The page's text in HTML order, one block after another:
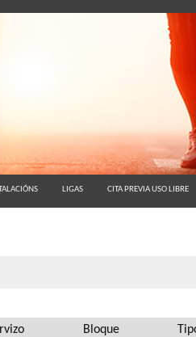
LIGAS CITA PREVIA USO LIBRE
Bloque